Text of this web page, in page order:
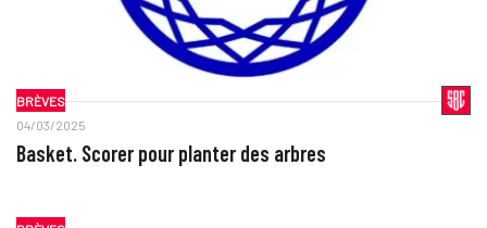
BRÈVES
04/03/2025
Basket. Scorer pour planter des arbres